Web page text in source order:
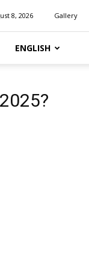
8, 2026 Gallery
ENGLISH